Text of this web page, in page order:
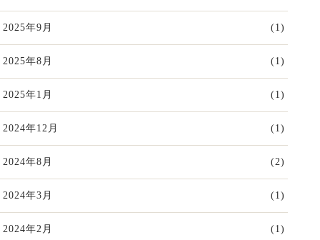
2025年9月 (1)
2025年8月 (1)
2025年1月 (1)
2024年12月 (1)
2024年8月 (2)
2024年3月 (1)
2024年2月 (1)